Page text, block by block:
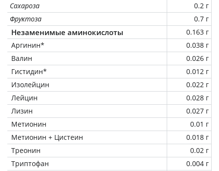
Сахароза
0.2 г
Фруктоза
0.7 г
Незаменимые аминокислоты
0.163 г
Аргинин*
0.038 г
Валин
0.026 г
Гистидин*
0.012 г
Изолейцин
0.022 г
Лейцин
0.028 г
Лизин
0.027 г
Метионин
0.01 г
Метионин + Цистеин
0.018 г
Треонин
0.02 г
Триптофан
0.004 г